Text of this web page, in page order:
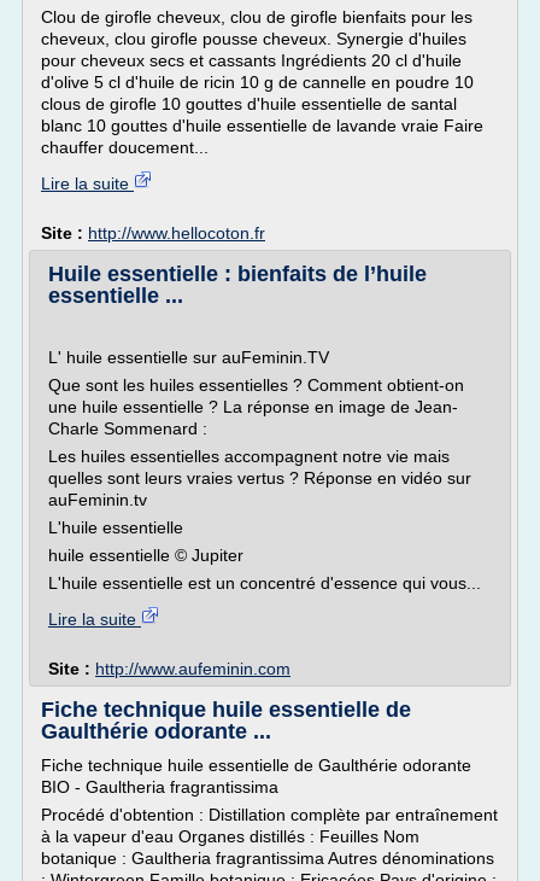
Clou de girofle cheveux, clou de girofle bienfaits pour les
cheveux, clou girofle pousse cheveux. Synergie d'huiles
pour cheveux secs et cassants Ingrédients 20 cl d'huile
d'olive 5 cl d'huile de ricin 10 g de cannelle en poudre 10
clous de girofle 10 gouttes d'huile essentielle de santal
blanc 10 gouttes d'huile essentielle de lavande vraie Faire
chauffer doucement...
Lire la suite
Site : http://www.hellocoton.fr
Huile essentielle : bienfaits de l’huile
essentielle ...
L' huile essentielle sur auFeminin.TV
Que sont les huiles essentielles ? Comment obtient-on
une huile essentielle ? La réponse en image de Jean-
Charle Sommenard :
Les huiles essentielles accompagnent notre vie mais
quelles sont leurs vraies vertus ? Réponse en vidéo sur
auFeminin.tv
L'huile essentielle
huile essentielle © Jupiter
L'huile essentielle est un concentré d'essence qui vous...
Lire la suite
Site : http://www.aufeminin.com
Fiche technique huile essentielle de
Gaulthérie odorante ...
Fiche technique huile essentielle de Gaulthérie odorante
BIO - Gaultheria fragrantissima
Procédé d'obtention : Distillation complète par entraînement
à la vapeur d'eau Organes distillés : Feuilles Nom
botanique : Gaultheria fragrantissima Autres dénominations